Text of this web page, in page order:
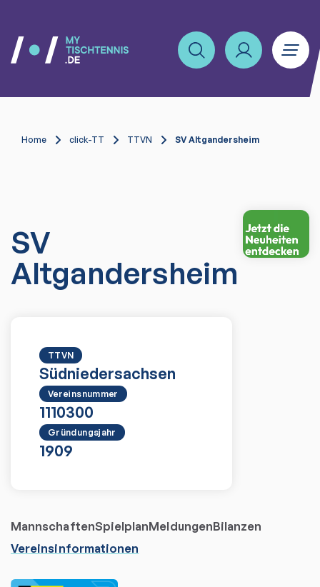
Home click-TT TTVN SV Altgandersheim
SV
Altgandersheim
TTVN
Südniedersachsen
Vereinsnummer
1110300
Gründungsjahr
1909
MannschaftenSpielplanMeldungenBilanzen
Vereinsinformationen